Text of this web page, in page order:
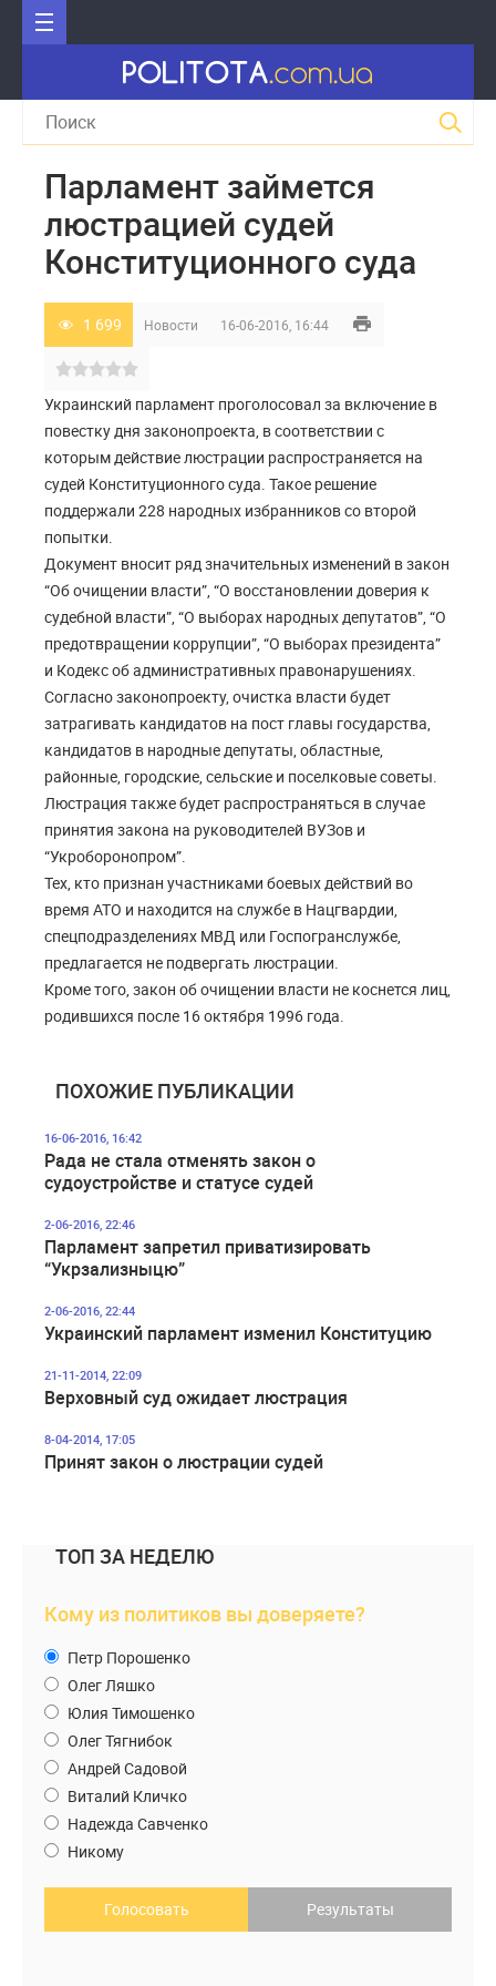
Парламент займется
люстрацией судей
Конституционного суда
1 699 Новости 16-06-2016, 16:44
Украинский парламент проголосовал за включение в
повестку дня законопроекта, в соответствии с
которым действие люстрации распространяется на
судей Конституционного суда. Такое решение
поддержали 228 народных избранников со второй
попытки.
Документ вносит ряд значительных изменений в закон
“Об очищении власти”, “О восстановлении доверия к
судебной власти”, “О выборах народных депутатов”, “О
предотвращении коррупции”, “О выборах президента”
и Кодекс об административных правонарушениях.
Согласно законопроекту, очистка власти будет
затрагивать кандидатов на пост главы государства,
кандидатов в народные депутаты, областные,
районные, городские, сельские и поселковые советы.
Люстрация также будет распространяться в случае
принятия закона на руководителей ВУЗов и
“Укроборонопром”.
Тех, кто признан участниками боевых действий во
время АТО и находится на службе в Нацгвардии,
спецподразделениях МВД или Госпогранслужбе,
предлагается не подвергать люстрации.
Кроме того, закон об очищении власти не коснется лиц,
родившихся после 16 октября 1996 года.
ПОХОЖИЕ ПУБЛИКАЦИИ
16-06-2016, 16:42
Рада не стала отменять закон о
судоустройстве и статусе судей
2-06-2016, 22:46
Парламент запретил приватизировать
“Укрзализныцю”
2-06-2016, 22:44
Украинский парламент изменил Конституцию
21-11-2014, 22:09
Верховный суд ожидает люстрация
8-04-2014, 17:05
Принят закон о люстрации судей
ТОП ЗА НЕДЕЛЮ
Кому из политиков вы доверяете?
Петр Порошенко
Олег Ляшко
Юлия Тимошенко
Олег Тягнибок
Андрей Садовой
Виталий Кличко
Надежда Савченко
Никому
Голосовать Результаты